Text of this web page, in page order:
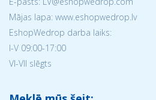
Mājas lapa: www.eshopwedrop.lv
EshopWedrop darba laiks:
I-V 09:00-17:00
VI-VII slēgts